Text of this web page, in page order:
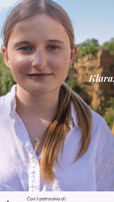
Articolo precedente
Stranieri in Valdarno, più che
un’invasione è una grande fuga. E
solo i cinesi tamponano il calo
demografico
Ultime Notizie